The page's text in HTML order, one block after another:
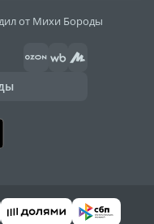
от Михи Бороды